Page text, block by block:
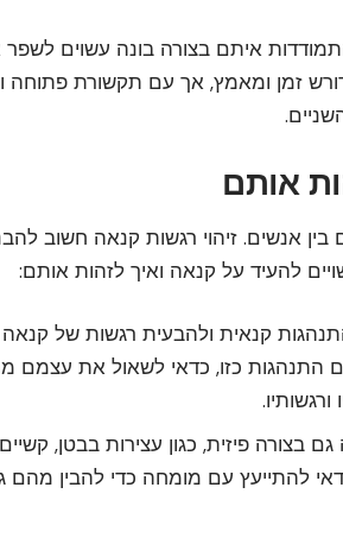
איתם בצורה בונה עשוים
זמן ומאמץ, אך עם תקשורת פתוחה
אותם
אנשים. זיהוי רגשות קנאה חשוב
להעיד על קנאה ואיך לזהות אותם:
קנאית ולהבעית רגשות של
התנהגות כזו, כדאי לשאול את עצמם
בצורה פיזית, כגון עצירות בבטן,
להתייעץ עם מומחה כדי להבין מהם